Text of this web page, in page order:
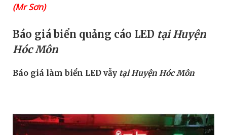
(Mr Sơn)
Báo giá biển quảng cáo LED tại Huyện
Hóc Môn
Báo giá làm biển LED vẫy tại Huyện Hóc Môn